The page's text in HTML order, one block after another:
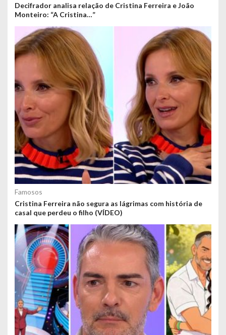
Decifrador analisa relação de Cristina Ferreira e João
Monteiro: “A Cristina…”
Famosos
Cristina Ferreira não segura as lágrimas com história de
casal que perdeu o filho (VÍDEO)